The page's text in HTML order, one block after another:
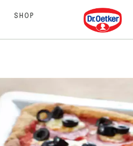
SHOP Dr. Oetker